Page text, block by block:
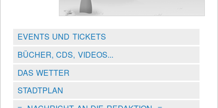
EVENTS UND TICKETS
BÜCHER, CDS, VIDEOS...
DAS WETTER
STADTPLAN